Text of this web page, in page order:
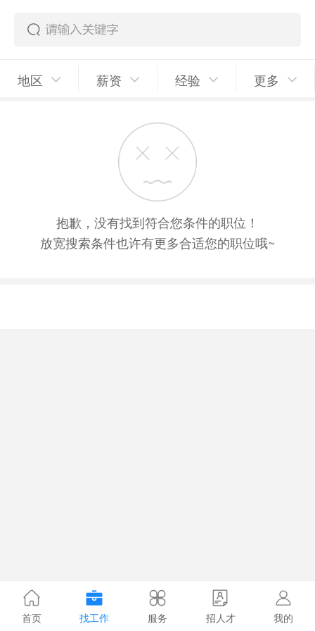
地区 薪资 经验 更多
抱歉，没有找到符合您条件的职位！
放宽搜索条件也许有更多合适您的职位哦~
首页 找工作 服务 招人才 我的